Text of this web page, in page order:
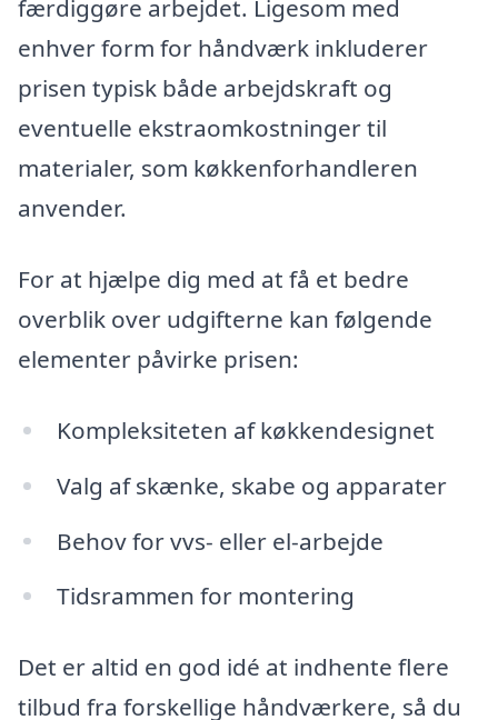
færdiggøre arbejdet. Ligesom med
enhver form for håndværk inkluderer
prisen typisk både arbejdskraft og
eventuelle ekstraomkostninger til
materialer, som køkkenforhandleren
anvender.
For at hjælpe dig med at få et bedre
overblik over udgifterne kan følgende
elementer påvirke prisen:
Kompleksiteten af køkkendesignet
Valg af skænke, skabe og apparater
Behov for vvs- eller el-arbejde
Tidsrammen for montering
Det er altid en god idé at indhente flere
tilbud fra forskellige håndværkere, så du